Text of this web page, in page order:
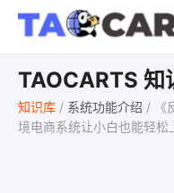
TAOCARTS 知
知识库 / 系统功能介绍 /
境电商系统让小白也能轻松